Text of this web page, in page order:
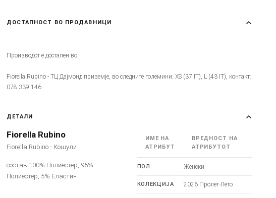
ДОСТАПНОСТ ВО ПРОДАВНИЦИ
Производот е достапен во:
Fiorella Rubino - ТЦ Дајмонд приземје, во следните големини: XS (37 IT), L (43 IT), контакт:
078 339 146
ДЕТАЛИ
Fiorella Rubino
Fiorella Rubino - Кошули
состав:100% Полиестер, 95%
Полиестер, 5% Еластин
ИМЕ НА
АТРИБУТ
ВРЕДНОСТ НА
АТРИБУТОТ
ПОЛ Женски
КОЛЕКЦИЈА 2026 Пролет-Лето